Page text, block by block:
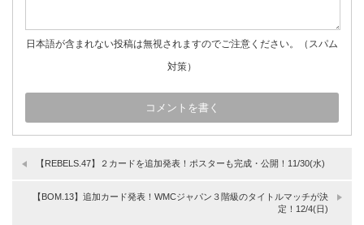
日本語が含まれない投稿は無視されますのでご注意ください。（スパム
対策）
【REBELS.47】２カードを追加発表！ポスターも完成・公開！11/30(水)
【BOM.13】追加カード発表！WMCジャパン３階級のタイトルマッチが決
定！12/4(日)